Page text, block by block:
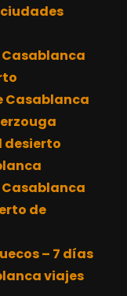
Casablanca
desierto
de
– 7 días
viajes